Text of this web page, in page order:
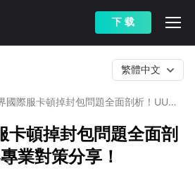
下 载
國際服卡頓掉封包問題全面剖析！UU加
繁體中文
卡頓掉封包問題全面剖
業對策分享！